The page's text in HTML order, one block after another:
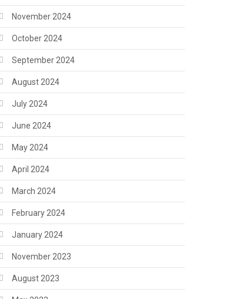
November 2024
October 2024
September 2024
August 2024
July 2024
June 2024
May 2024
April 2024
March 2024
February 2024
January 2024
November 2023
August 2023